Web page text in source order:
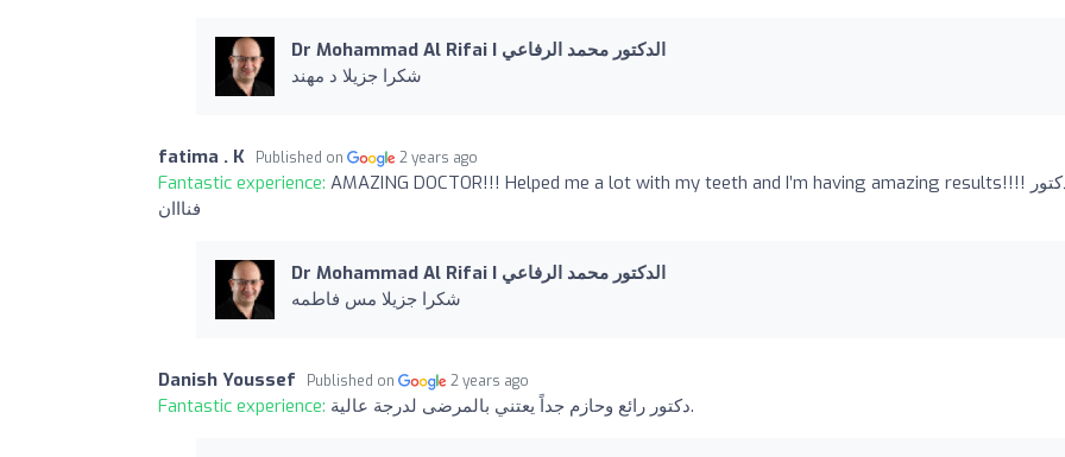
Dr Mohammad Al Rifai I الدكتور محمد الرفاعي
شكرا جزيلا د مهند
fatima . K Published on 2 years ago
Fantastic experience: AMAZING DOCTOR!!! Helped me a lot with my teeth and I’m having amazing results!!!! الدكتور
فنااان
Dr Mohammad Al Rifai I الدكتور محمد الرفاعي
شكرا جزيلا مس فاطمه
Danish Youssef Published on 2 years ago
Fantastic experience: دكتور رائع وحازم جداً يعتني بالمرضى لدرجة عالية.